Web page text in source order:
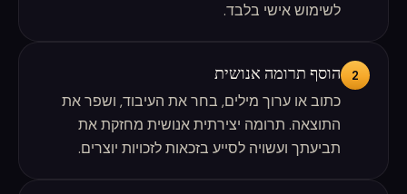
לשימוש אישי בלבד.
2 הוסף תרומה אנושית
כתוב או ערוך מילים, בחר את העיבוד, ושפר את
התוצאה. תרומה יצירתית אנושית מחזקת את
תביעתך ועשויה לסייע בזכאות לזכויות יוצרים.